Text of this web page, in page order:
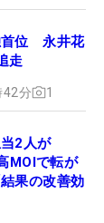
首位 永井花
走
42分 1
2人が
MOIで転が
果の改善効